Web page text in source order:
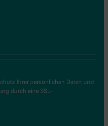
Ihrer persönlichen Daten und
durch eine SSL-